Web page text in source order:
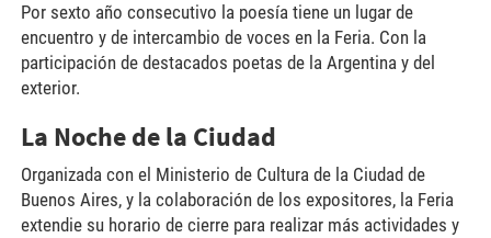
Por sexto año consecutivo la poesía tiene un lugar de
encuentro y de intercambio de voces en la Feria. Con la
participación de destacados poetas de la Argentina y del
exterior.
La Noche de la Ciudad
Organizada con el Ministerio de Cultura de la Ciudad de
Buenos Aires, y la colaboración de los expositores, la Feria
extendie su horario de cierre para realizar más actividades y